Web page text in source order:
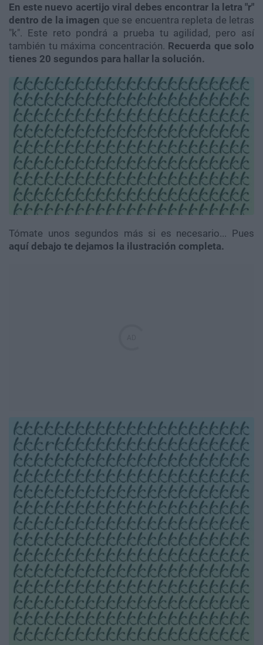
En este nuevo acertijo viral debes encontrar la letra "r"
dentro de la imagen que se encuentra repleta de letras
"k". Este reto pondrá a prueba tu agilidad, pero así
también tu máxima concentración. Recuerda que solo
tienes 20 segundos para hallar la solución.
Tómate unos segundos más si es necesario... Pues
aquí debajo te dejamos la ilustración completa.